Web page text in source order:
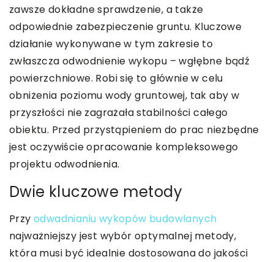
zawsze dokładne sprawdzenie, a także
odpowiednie zabezpieczenie gruntu. Kluczowe
działanie wykonywane w tym zakresie to
zwłaszcza odwodnienie wykopu – wgłębne bądź
powierzchniowe. Robi się to głównie w celu
obniżenia poziomu wody gruntowej, tak aby w
przyszłości nie zagrażała stabilności całego
obiektu. Przed przystąpieniem do prac niezbędne
jest oczywiście opracowanie kompleksowego
projektu odwodnienia.
Dwie kluczowe metody
Przy odwadnianiu wykopów budowlanych
najważniejszy jest wybór optymalnej metody,
która musi być idealnie dostosowana do jakości